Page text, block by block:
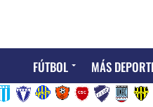
FÚTBOL MÁS